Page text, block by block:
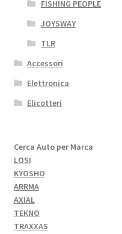
FISHING PEOPLE
JOYSWAY
TLR
Accessori
Elettronica
Elicotteri
Cerca Auto per Marca
LOSI
KYOSHO
ARRMA
AXIAL
TEKNO
TRAXXAS